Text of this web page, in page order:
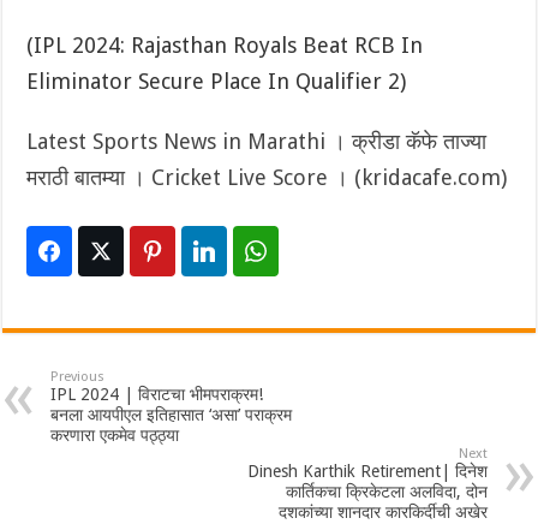
(IPL 2024: Rajasthan Royals Beat RCB In
Eliminator Secure Place In Qualifier 2)
Latest Sports News in Marathi । क्रीडा कॅफे ताज्या
मराठी बातम्या । Cricket Live Score । (kridacafe.com)
Previous
IPL 2024 | विराटचा भीमपराक्रम!
बनला आयपीएल इतिहासात ‘असा’ पराक्रम
करणारा एकमेव पठ्ठ्या
Next
Dinesh Karthik Retirement| दिनेश
कार्तिकचा क्रिकेटला अलविदा, दोन
दशकांच्या शानदार कारकिर्दीची अखेर